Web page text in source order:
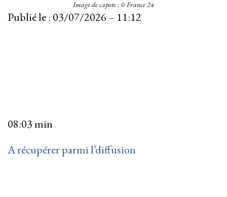
Image de capote : © France 24
Publié le : 03/07/2026 – 11:12
08:03 min
A récupérer parmi l’diffusion